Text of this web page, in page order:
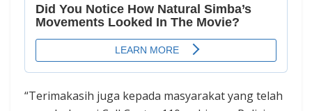
“Terimakasih juga kepada masyarakat yang telah